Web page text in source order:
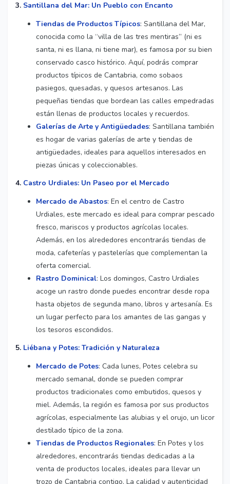
3. Santillana del Mar: Un Pueblo con Encanto
Tiendas de Productos Típicos: Santillana del Mar,
conocida como la “villa de las tres mentiras” (ni es
santa, ni es llana, ni tiene mar), es famosa por su bien
conservado casco histórico. Aquí, podrás comprar
productos típicos de Cantabria, como sobaos
pasiegos, quesadas, y quesos artesanos. Las
pequeñas tiendas que bordean las calles empedradas
están llenas de productos locales y recuerdos.
Galerías de Arte y Antigüedades: Santillana también
es hogar de varias galerías de arte y tiendas de
antigüedades, ideales para aquellos interesados en
piezas únicas y coleccionables.
4. Castro Urdiales: Un Paseo por el Mercado
Mercado de Abastos: En el centro de Castro
Urdiales, este mercado es ideal para comprar pescado
fresco, mariscos y productos agrícolas locales.
Además, en los alrededores encontrarás tiendas de
moda, cafeterías y pastelerías que complementan la
oferta comercial.
Rastro Dominical: Los domingos, Castro Urdiales
acoge un rastro donde puedes encontrar desde ropa
hasta objetos de segunda mano, libros y artesanía. Es
un lugar perfecto para los amantes de las gangas y
los tesoros escondidos.
5. Liébana y Potes: Tradición y Naturaleza
Mercado de Potes: Cada lunes, Potes celebra su
mercado semanal, donde se pueden comprar
productos tradicionales como embutidos, quesos y
miel. Además, la región es famosa por sus productos
agrícolas, especialmente las alubias y el orujo, un licor
destilado típico de la zona.
Tiendas de Productos Regionales: En Potes y los
alrededores, encontrarás tiendas dedicadas a la
venta de productos locales, ideales para llevar un
trozo de Cantabria contigo. La calidad y autenticidad